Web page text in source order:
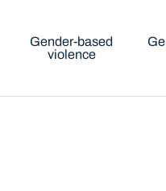
Gender-based
violence